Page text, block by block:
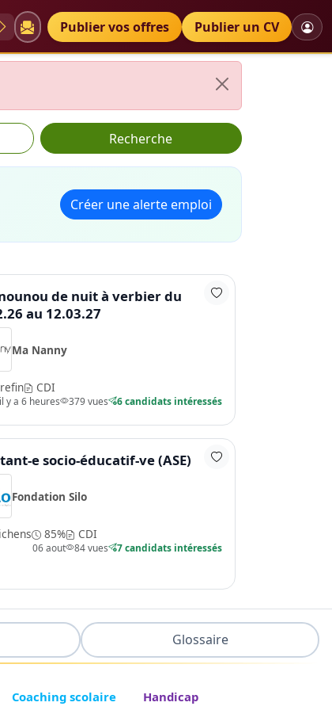
Diplômes Petites annonces
Publier vos offres Publier un CV
Recherche
Créer une alerte emploi
de nuit à verbier du
au 12.03.27
Ma Nanny
CDI
il y a 6 heures 379 vues 6 candidats intéressés
e socio-éducatif-ve (ASE)
Fondation Silo
85% CDI
06 aout 84 vues 7 candidats intéressés
Glossaire
Coaching scolaire Handicap